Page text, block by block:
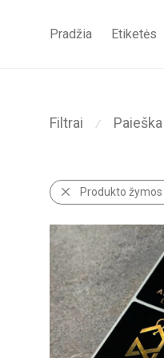
Pradžia Etiketės
Filtrai ⁄ Paieška
Produkto žymos